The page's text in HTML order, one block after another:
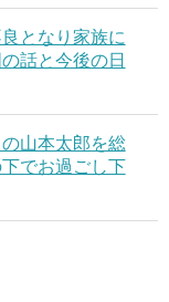
となり家族に
話と今後の日
山本太郎を総
でお過ごし下